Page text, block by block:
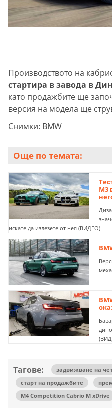
Производството на
стартира в завода в
като продажбите ще
версия на модела ще
Снимки: BMW
Още по темата:
M3
искате да излезете от нея (ВИДЕО)
Тагове:
задвижване на
старт на продажбите
M4 Competition Cabrio M xDrive